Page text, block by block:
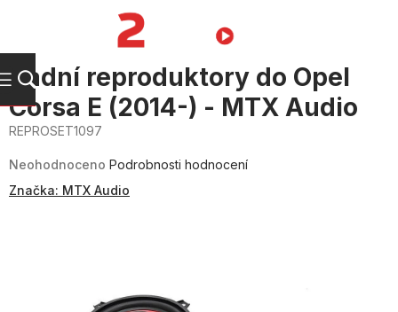
Zadní reproduktory do Opel
Corsa E (2014-) - MTX Audio
REPROSET1097
hodnocení
produktu
je
0,0
Neohodnoceno Podrobnosti hodnocení
Značka: MTX Audio